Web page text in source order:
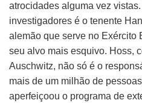
atrocidades alguma vez
investigadores é o tenente
alemão que serve no Exército
seu alvo mais esquivo. Hoss,
Auschwitz, não só é o
mais de um milhão de
aperfeiçoou o programa de